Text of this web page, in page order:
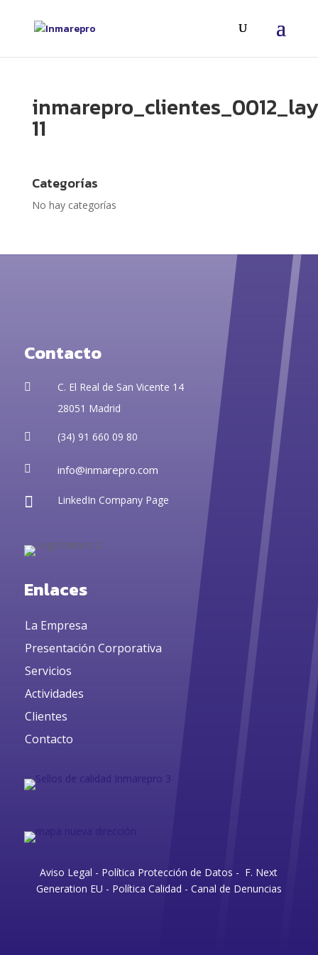
11
Categorías
No hay categorías
Contacto

C. El Real de San Vicente 14
28051 Madrid
 (34) 91 660 09 80
 info@inmarepro.com
 LinkedIn Company Page
Enlaces
La Empresa
Presentación Corporativa
Servicios
Actividades
Clientes
Contacto
Aviso Legal - Política Protección de Datos - F. Next
Generation EU - Política Calidad - Canal de Denuncias